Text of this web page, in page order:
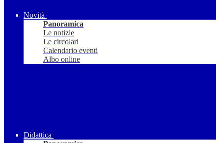
Novità
Panoramica
Le notizie
Le circolari
Calendario eventi
Albo online
Didattica